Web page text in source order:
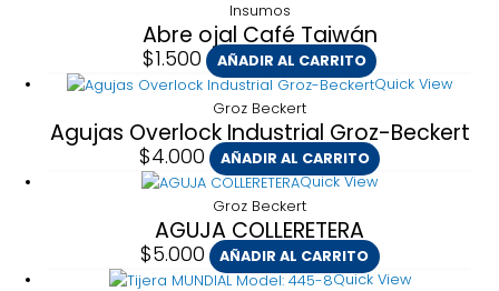
Insumos
Abre ojal Café Taiwán
$1.500
AÑADIR AL CARRITO
Quick View
Groz Beckert
Agujas Overlock Industrial Groz-Beckert
$4.000
AÑADIR AL CARRITO
Quick View
Groz Beckert
AGUJA COLLERETERA
$5.000
AÑADIR AL CARRITO
Quick View